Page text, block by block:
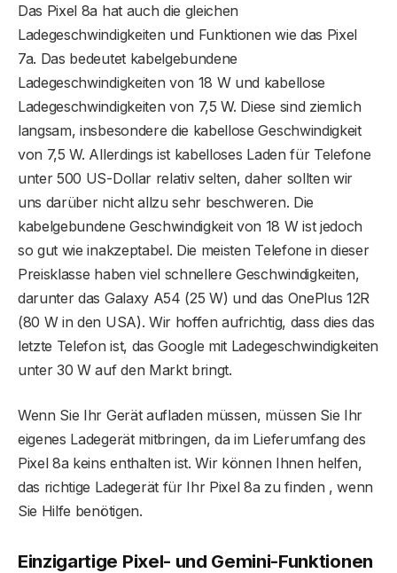
Das Pixel 8a hat auch die gleichen
Ladegeschwindigkeiten und Funktionen wie das Pixel
7a. Das bedeutet kabelgebundene
Ladegeschwindigkeiten von 18 W und kabellose
Ladegeschwindigkeiten von 7,5 W. Diese sind ziemlich
langsam, insbesondere die kabellose Geschwindigkeit
von 7,5 W. Allerdings ist kabelloses Laden für Telefone
unter 500 US-Dollar relativ selten, daher sollten wir
uns darüber nicht allzu sehr beschweren. Die
kabelgebundene Geschwindigkeit von 18 W ist jedoch
so gut wie inakzeptabel. Die meisten Telefone in dieser
Preisklasse haben viel schnellere Geschwindigkeiten,
darunter das Galaxy A54 (25 W) und das OnePlus 12R
(80 W in den USA). Wir hoffen aufrichtig, dass dies das
letzte Telefon ist, das Google mit Ladegeschwindigkeiten
unter 30 W auf den Markt bringt.
Wenn Sie Ihr Gerät aufladen müssen, müssen Sie Ihr
eigenes Ladegerät mitbringen, da im Lieferumfang des
Pixel 8a keins enthalten ist. Wir können Ihnen helfen,
das richtige Ladegerät für Ihr Pixel 8a zu finden , wenn
Sie Hilfe benötigen.
Einzigartige Pixel- und Gemini-Funktionen